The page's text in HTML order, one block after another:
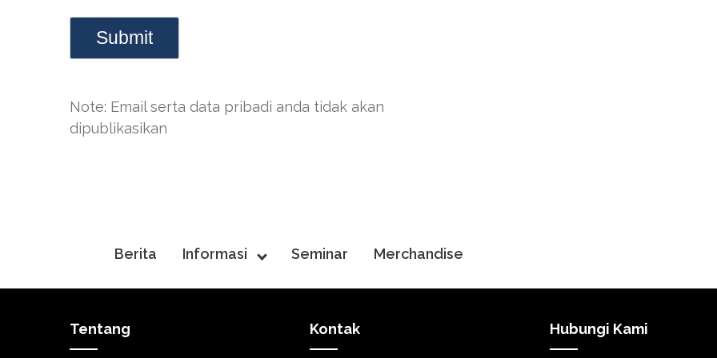
Note: Email serta data pribadi anda tidak akan
dipublikasikan
Berita Informasi Seminar Merchandise
Tentang Kontak Hubungi Kami